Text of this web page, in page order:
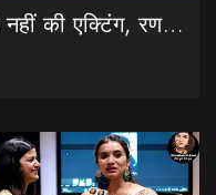
अपनी शर्तों के चलते दो साल से नहीं की एक्टिंग, रणवीर चौहान || Uttarakhand Cinema Untold Secrets